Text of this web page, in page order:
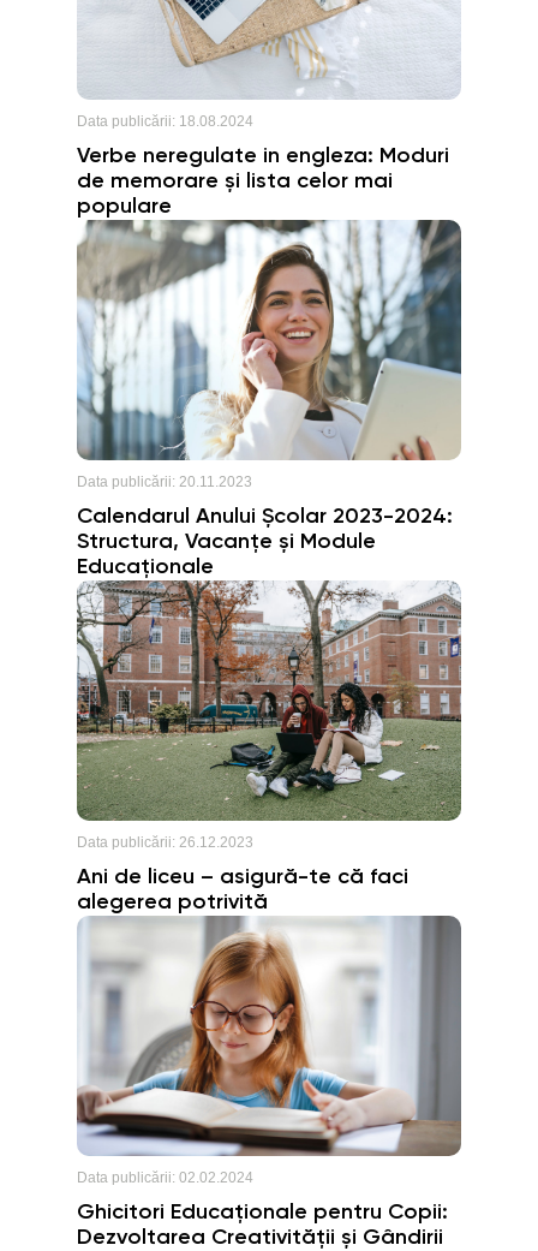
Data publicării: 18.08.2024
Verbe neregulate in engleza: Moduri
de memorare și lista celor mai
populare
Data publicării: 20.11.2023
Calendarul Anului Școlar 2023-2024:
Structura, Vacanțe și Module
Educaționale
Data publicării: 26.12.2023
Ani de liceu – asigură-te că faci
alegerea potrivită
Data publicării: 02.02.2024
Ghicitori Educaționale pentru Copii:
Dezvoltarea Creativității și Gândirii